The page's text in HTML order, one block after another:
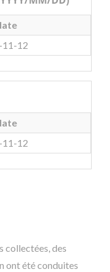
11-12
11-12
collectées, des
ont été conduites